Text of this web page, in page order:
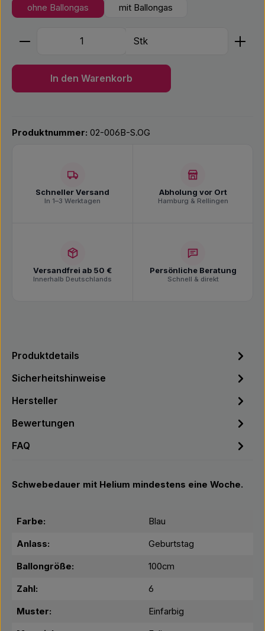
ohne Ballongas mit Ballongas
Produkt Anzahl: Gib den gewünschten Wert ein
Stk
In den Warenkorb
Produktnummer: 02-006B-S.OG
Schneller Versand
In 1–3 Werktagen
Abholung vor Ort
Hamburg & Rellingen
Versandfrei ab 50 €
Innerhalb Deutschlands
Persönliche Beratung
Schnell & direkt
Produktdetails
Sicherheitshinweise
Hersteller
Bewertungen
FAQ
Schwebedauer mit Helium mindestens eine Woche.
Farbe: Blau
Anlass: Geburtstag
Ballongröße: 100cm
Zahl: 6
Muster: Einfarbig